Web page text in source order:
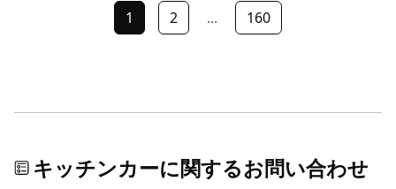
1 2 ... 160
キッチンカーに関するお問い合わせ